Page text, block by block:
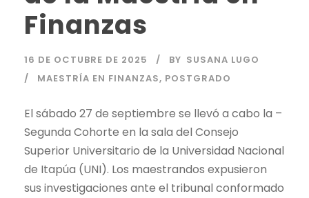
Finanzas
16 DE OCTUBRE DE 2025 BY SUSANA LUGO
MAESTRÍA EN FINANZAS, POSTGRADO
El sábado 27 de septiembre se llevó a cabo la –
Segunda Cohorte en la sala del Consejo
Superior Universitario de la Universidad Nacional
de Itapúa (UNI). Los maestrandos expusieron
sus investigaciones ante el tribunal conformado